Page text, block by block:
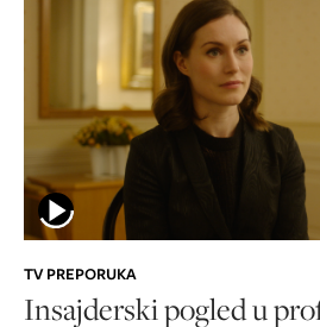
TV PREPORUKA
Insajderski pogled u